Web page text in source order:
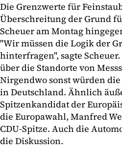
Die Grenzwerte für
Überschreitung der Grund
Scheuer am Montag
"Wir müssen die Logik der
hinterfragen", sagte
über die Standorte von
Nirgendwo sonst würden die
in Deutschland. Ähnlich
Spitzenkandidat der
die Europawahl, Manfred
CDU-Spitze. Auch die
die Diskussion.